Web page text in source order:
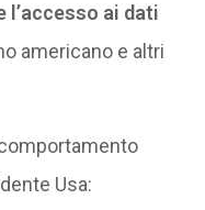
l’accesso ai dati
americano e altri
Usa: